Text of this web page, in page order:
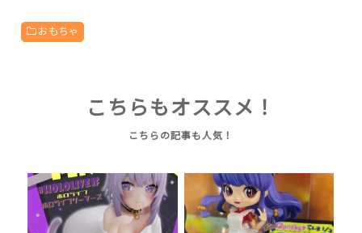
おもちゃ
こちらもオススメ！